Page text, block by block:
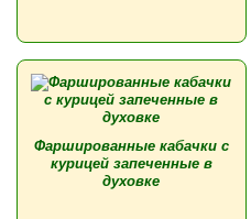
Фаршированные кабачки с
курицей запеченные в
духовке